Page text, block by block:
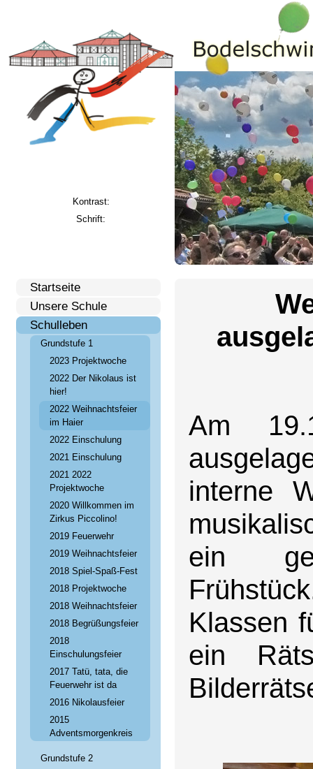
Kontrast:
Schrift:
Startseite
Unsere Schule
Schulleben
Grundstufe 1
2023 Projektwoche
2022 Der Nikolaus ist
hier!
2022 Weihnachtsfeier
im Haier
2022 Einschulung
2021 Einschulung
2021 2022
Projektwoche
2020 Willkommen im
Zirkus Piccolino!
2019 Feuerwehr
2019 Weihnachtsfeier
2018 Spiel-Spaß-Fest
2018 Projektwoche
2018 Weihnachtsfeier
2018 Begrüßungsfeier
2018
Einschulungsfeier
2017 Tatü, tata, die
Feuerwehr ist da
2016 Nikolausfeier
2015
Adventsmorgenkreis
Grundstufe 2
Am
interne
ein
Klassen
ein